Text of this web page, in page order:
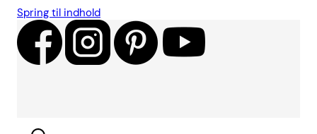
Spring til indhold